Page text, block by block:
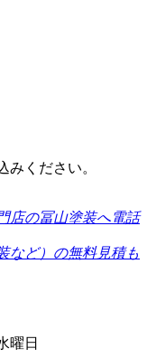
みください。
曜日